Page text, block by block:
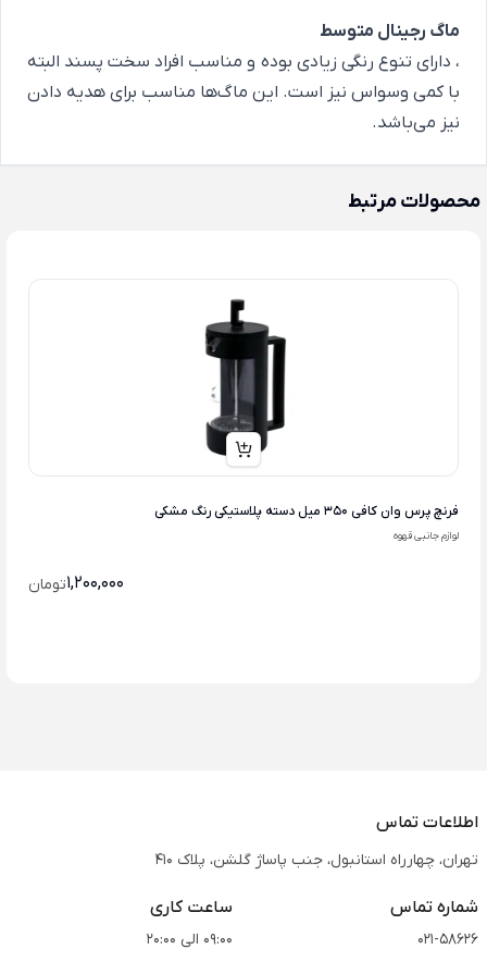
ماگ رجینال متوسط
، دارای تنوع رنگی زیادی بوده و مناسب افراد سخت پسند البته
با کمی وسواس نیز است. این ماگ‌ها مناسب برای هدیه دادن
نیز می‌باشد.
محصولات مرتبط
فرنچ پرس وان کافی 350 میل دسته پلاستیکی رنگ مشکی
لوازم جانبی قهوه
1,200,000تومان
اطلاعات تماس
تهران، چهارراه استانبول، جنب پاساژ گلشن، پلاک 410
شماره تماس
021-58626
ساعت کاری
09:00 الی 20:00